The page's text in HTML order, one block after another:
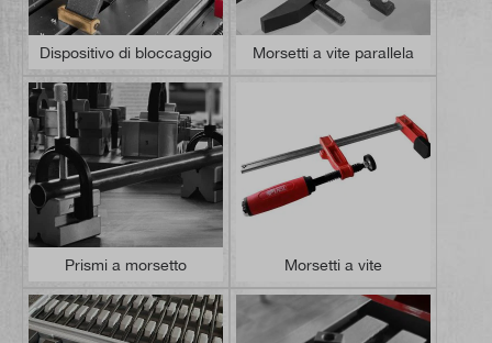
Dispositivo di bloccaggio Morsetti a vite parallela
Prismi a morsetto Morsetti a vite